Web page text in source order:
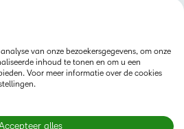
van onze bezoekersgegevens, om onze
inhoud te tonen en om u een
Voor meer informatie over de cookies
alles